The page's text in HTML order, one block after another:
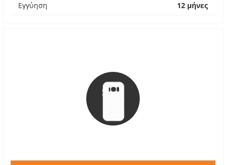
Εγγύηση
12 μήνες